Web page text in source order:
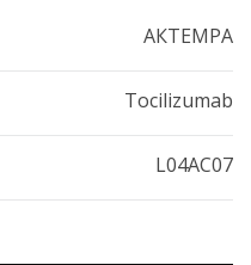
АКТЕМРА
Tocilizumab
L04AC07